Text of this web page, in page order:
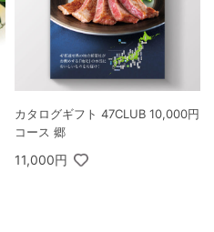
カタログギフト 47CLUB 10,000円
コース 郷
11,000円